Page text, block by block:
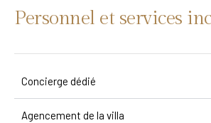
Personnel et services
Concierge dédié
Agencement de la villa